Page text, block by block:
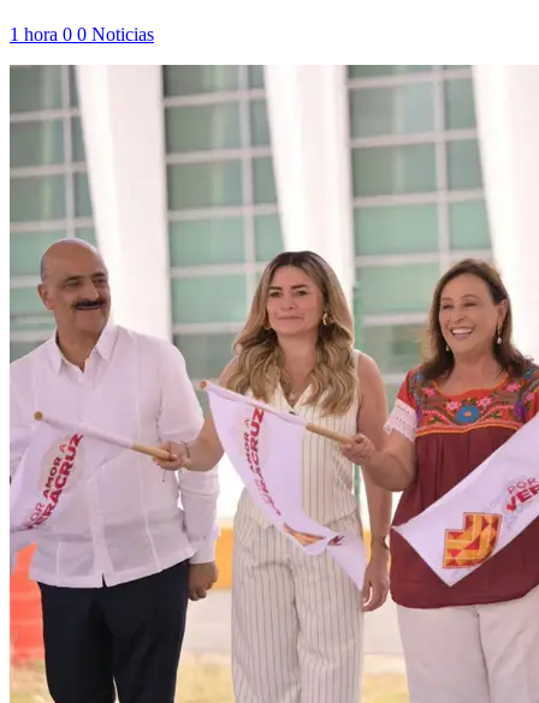
1 hora 0 0 Noticias